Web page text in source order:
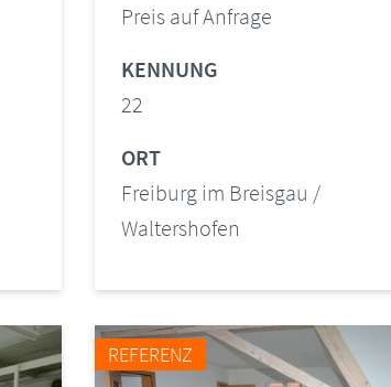
Preis auf Anfrage
KENNUNG
22
ORT
Freiburg im Breisgau /
Waltershofen
REFERENZ